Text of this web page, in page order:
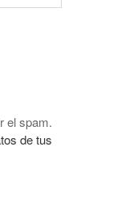
el spam.
de tus